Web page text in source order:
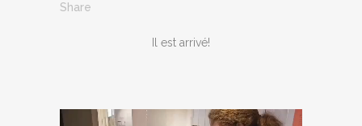
Share
Il est arrivé!
Lecteur